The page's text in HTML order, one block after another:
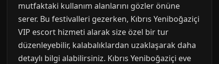
mutfaktaki kullanım alanlarını gözler önüne
serer. Bu festivalleri gezerken, Kıbrıs Yeniboğaziçi
VIP escort hizmeti alarak size özel bir tur
düzenleyebilir, kalabalıklardan uzaklaşarak daha
detaylı bilgi alabilirsiniz. Kıbrıs Yeniboğaziçi eve